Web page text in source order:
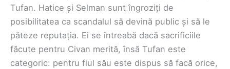
Tufan. Hatice și Selman sunt îngroziți de
posibilitatea ca scandalul să devină public și să le
păteze reputația. Ei se întreabă dacă sacrificiile
făcute pentru Civan merită, însă Tufan este
categoric: pentru fiul său este dispus să facă orice,